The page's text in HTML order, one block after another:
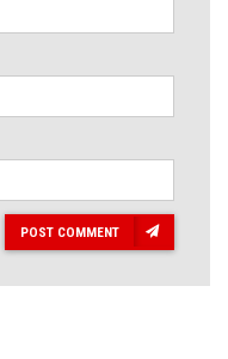
POST COMMENT